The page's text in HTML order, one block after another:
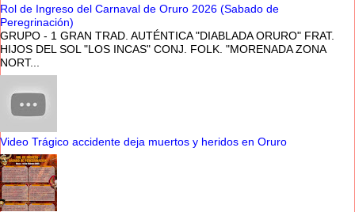
Rol de Ingreso del Carnaval de Oruro 2026 (Sabado de
Peregrinación)
GRUPO - 1 GRAN TRAD. AUTÉNTICA "DIABLADA ORURO" FRAT.
HIJOS DEL SOL "LOS INCAS" CONJ. FOLK. "MORENADA ZONA
NORT...
Video Trágico accidente deja muertos y heridos en Oruro